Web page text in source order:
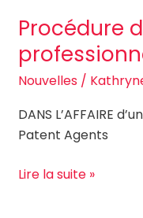
Procédure
Nouvelles /
DANS L’AFFAIRE
Patent Agents
Lire la suite »